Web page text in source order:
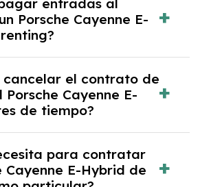
con el seguro a todo riesgo
incluido dentro de las cuotas
entradas al
Porsche Cayenne E-
ningún tipo de entrada
que lo exija el proveedor
del estudio de viabilidad
cancelar el contrato de
Cayenne E-
de tiempo?
penalizaciones por
Es importante revisar
para contratar
Cayenne E-Hybrid de